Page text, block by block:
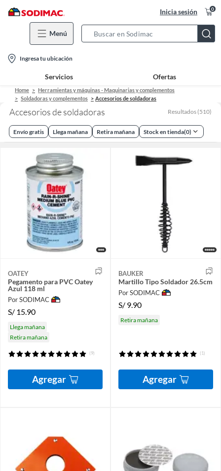
Inicia sesión 0
Menú
Bar
location-
icon
Ingresa tu ubicación
Servicios Ofertas
Home
Herramientas y máquinas - Maquinarias y complementos
Soldadoras y complementos
Accesorios de soldadoras
Accesorios de soldadoras Resultados (510)
Envío gratis Llega mañana Retira mañana Stock en tienda(0)
OATEY
Pegamento para PVC Oatey
Azul 118 ml
Por SODIMAC
S/ 15.90
Llega mañana
Retira mañana
(9)
Agregar
BAUKER
Martillo Tipo Soldador 26.5cm
Por SODIMAC
S/ 9.90
Retira mañana
(1)
Agregar